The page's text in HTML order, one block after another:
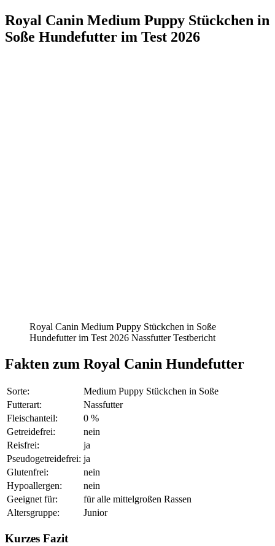
Royal Canin Medium Puppy Stückchen in
Soße Hundefutter im Test 2026
Royal Canin Medium Puppy Stückchen in Soße
Hundefutter im Test 2026 Nassfutter Testbericht
Fakten zum Royal Canin Hundefutter
Sorte:
Medium Puppy Stückchen in Soße
Futterart:
Nassfutter
Fleischanteil:
0 %
Getreidefrei:
nein
Reisfrei:
ja
Pseudogetreidefrei: ja
Glutenfrei:
nein
Hypoallergen:
nein
Geeignet für:
für alle mittelgroßen Rassen
Altersgruppe:
Junior
Kurzes Fazit